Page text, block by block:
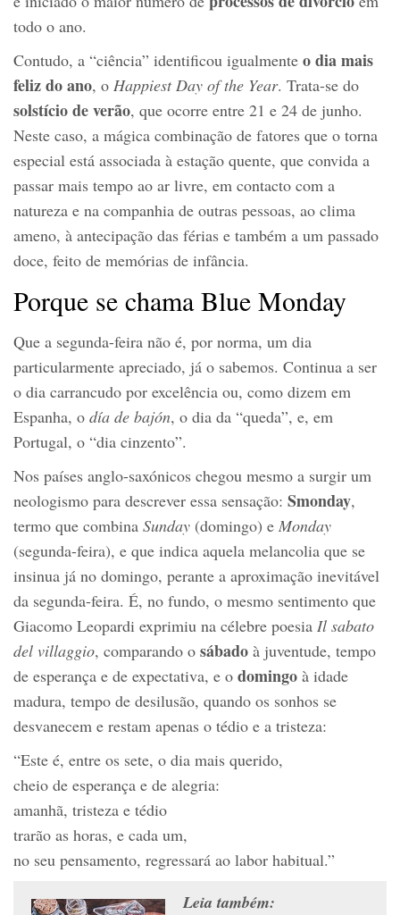
todo o ano.
Contudo, a “ciência” identificou igualmente o dia mais
feliz do ano, o Happiest Day of the Year. Trata-se do
solstício de verão, que ocorre entre 21 e 24 de junho.
Neste caso, a mágica combinação de fatores que o torna
especial está associada à estação quente, que convida a
passar mais tempo ao ar livre, em contacto com a
natureza e na companhia de outras pessoas, ao clima
ameno, à antecipação das férias e também a um passado
doce, feito de memórias de infância.
Porque se chama Blue Monday
Que a segunda-feira não é, por norma, um dia
particularmente apreciado, já o sabemos. Continua a ser
o dia carrancudo por excelência ou, como dizem em
Espanha, o día de bajón, o dia da “queda”, e, em
Portugal, o “dia cinzento”.
Nos países anglo-saxónicos chegou mesmo a surgir um
neologismo para descrever essa sensação: Smonday,
termo que combina Sunday (domingo) e Monday
(segunda-feira), e que indica aquela melancolia que se
insinua já no domingo, perante a aproximação inevitável
da segunda-feira. É, no fundo, o mesmo sentimento que
Giacomo Leopardi exprimiu na célebre poesia Il sabato
del villaggio, comparando o sábado à juventude, tempo
de esperança e de expectativa, e o domingo à idade
madura, tempo de desilusão, quando os sonhos se
desvanecem e restam apenas o tédio e a tristeza:
“Este é, entre os sete, o dia mais querido,
cheio de esperança e de alegria:
amanhã, tristeza e tédio
trarão as horas, e cada um,
no seu pensamento, regressará ao labor habitual.”
Leia também: